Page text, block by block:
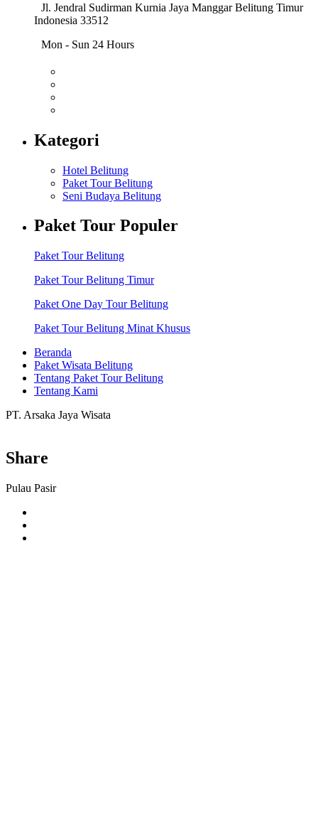
Jl. Jendral Sudirman Kurnia Jaya Manggar Belitung Timur
Indonesia 33512
Mon - Sun 24 Hours
Kategori
Hotel Belitung
Paket Tour Belitung
Seni Budaya Belitung
Paket Tour Populer
Paket Tour Belitung
Paket Tour Belitung Timur
Paket One Day Tour Belitung
Paket Tour Belitung Minat Khusus
Beranda
Paket Wisata Belitung
Tentang Paket Tour Belitung
Tentang Kami
PT. Arsaka Jaya Wisata
Share
Pulau Pasir